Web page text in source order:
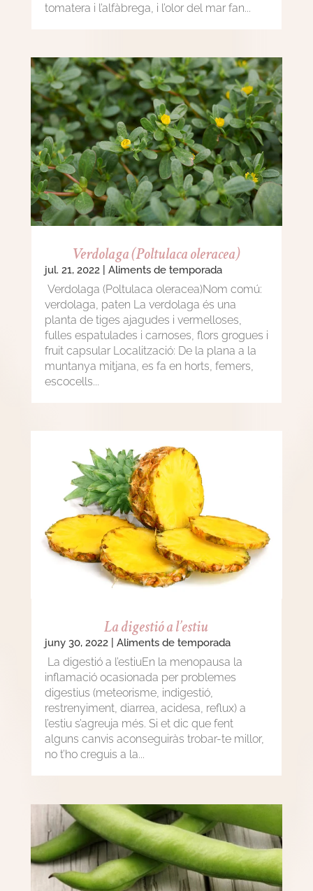
tomatera i l’alfàbrega, i l’olor del mar fan...
Verdolaga (Poltulaca oleracea)
jul. 21, 2022| Aliments de temporada
Verdolaga (Poltulaca oleracea)Nom comú:
verdolaga, paten La verdolaga és una
planta de tiges ajagudes i vermelloses,
fulles espatulades i carnoses, flors grogues i
fruit capsular Localització: De la plana a la
muntanya mitjana, es fa en horts, femers,
escocells...
La digestió a l’estiu
juny 30, 2022| Aliments de temporada
La digestió a l’estiuEn la menopausa la
inflamació ocasionada per problemes
digestius (meteorisme, indigestió,
restrenyiment, diarrea, acidesa, reflux) a
l’estiu s’agreuja més. Si et dic que fent
alguns canvis aconseguiràs trobar-te millor,
no t’ho creguis a la...